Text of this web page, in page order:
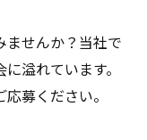
ませんか？当社で
溢れています。
募ください。